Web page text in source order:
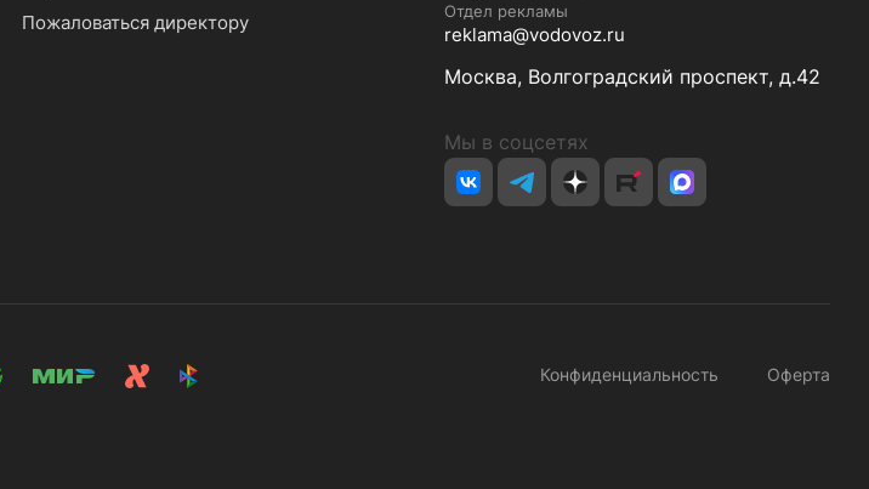
Пожаловаться директору
Отдел рекламы
reklama@vodovoz.ru
Москва, Волгоградский проспект, д.42
Мы в соцсетях
Конфиденциальность Оферта